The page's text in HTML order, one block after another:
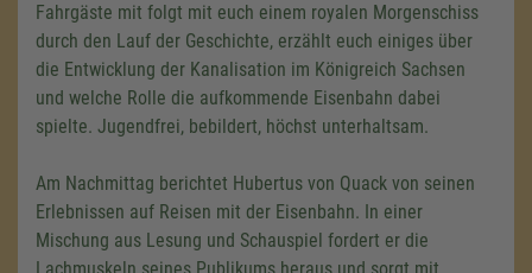
Fahrgäste mit folgt mit euch einem royalen Morgenschiss
durch den Lauf der Geschichte, erzählt euch einiges über
die Entwicklung der Kanalisation im Königreich Sachsen
und welche Rolle die aufkommende Eisenbahn dabei
spielte. Jugendfrei, bebildert, höchst unterhaltsam.
Am Nachmittag berichtet Hubertus von Quack von seinen
Erlebnissen auf Reisen mit der Eisenbahn. In einer
Mischung aus Lesung und Schauspiel fordert er die